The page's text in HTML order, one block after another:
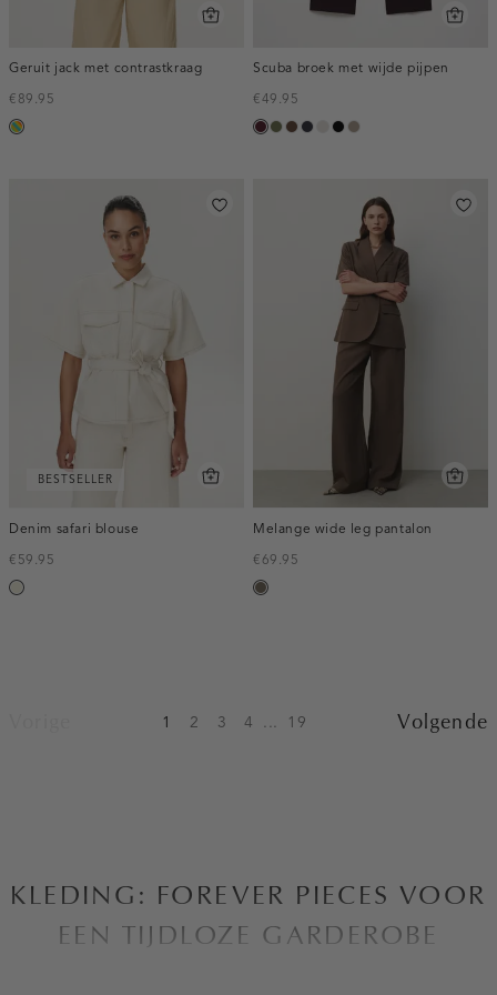
Geruit jack met contrastkraag
€89.95
meerkleurig
Scuba broek met wijde pijpen
€49.95
pruim,
groen,
donkerbruin
blauw,
kitzwarttaupe,
BESTSELLER
Denim safari blouse
€59.95
ecru
Melange wide leg pantalon
€69.95
bruin
1 2 3 4 ... 19 Volgende
KLEDING: FOREVER PIECES VOOR
EEN TIJDLOZE GARDEROBE